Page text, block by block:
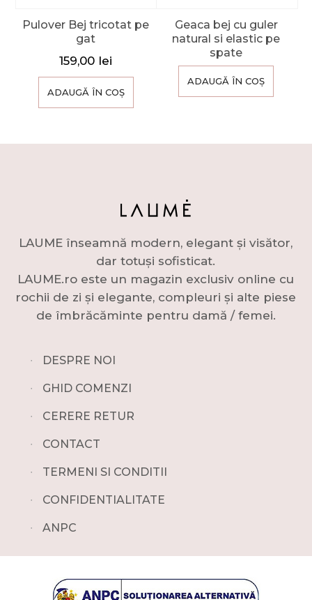
Pulover Bej tricotat pe
gat
159,00 lei
ADAUGĂ ÎN COȘ
Geaca bej cu guler
natural si elastic pe
spate
ADAUGĂ ÎN COȘ
LAUME înseamnă modern, elegant și visător,
dar totuși sofisticat.
LAUME.ro este un magazin exclusiv online cu
rochii de zi și elegante, compleuri și alte piese
de îmbrăcăminte pentru damă / femei.
∙ DESPRE NOI
∙ GHID COMENZI
∙ CERERE RETUR
∙ CONTACT
∙ TERMENI SI CONDITII
∙ CONFIDENTIALITATE
∙ ANPC